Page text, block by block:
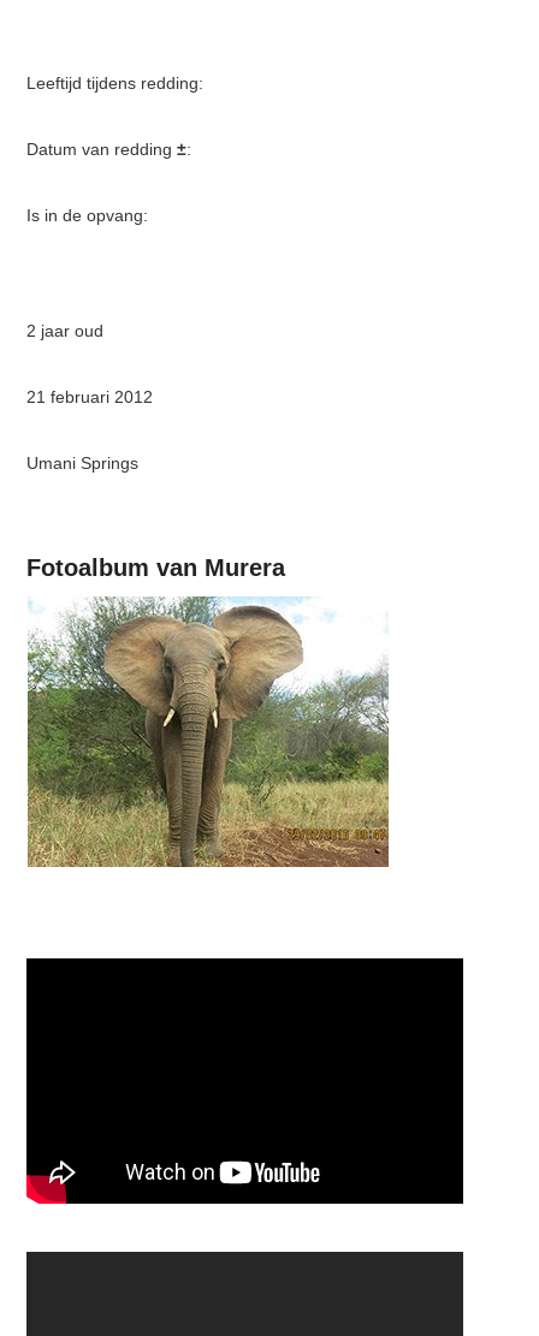
Leeftijd tijdens redding:
Datum van redding±:
Is in de opvang:
2 jaar oud
21 februari 2012
Umani Springs
Fotoalbum van Murera